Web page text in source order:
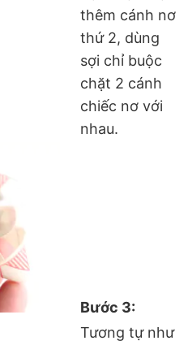
thêm cánh nơ
thứ 2, dùng
sợi chỉ buộc
chặt 2 cánh
chiếc nơ với
nhau.
Bước 3:
Tương tự như